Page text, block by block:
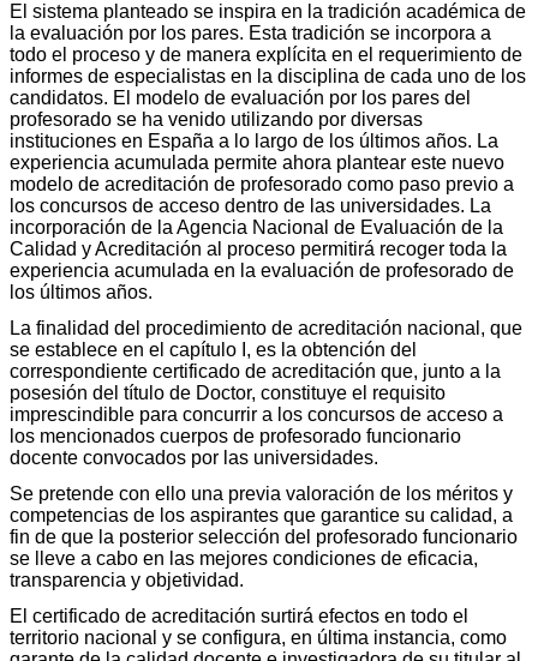
El sistema planteado se inspira en la tradición académica de
la evaluación por los pares. Esta tradición se incorpora a
todo el proceso y de manera explícita en el requerimiento de
informes de especialistas en la disciplina de cada uno de los
candidatos. El modelo de evaluación por los pares del
profesorado se ha venido utilizando por diversas
instituciones en España a lo largo de los últimos años. La
experiencia acumulada permite ahora plantear este nuevo
modelo de acreditación de profesorado como paso previo a
los concursos de acceso dentro de las universidades. La
incorporación de la Agencia Nacional de Evaluación de la
Calidad y Acreditación al proceso permitirá recoger toda la
experiencia acumulada en la evaluación de profesorado de
los últimos años.
La finalidad del procedimiento de acreditación nacional, que
se establece en el capítulo I, es la obtención del
correspondiente certificado de acreditación que, junto a la
posesión del título de Doctor, constituye el requisito
imprescindible para concurrir a los concursos de acceso a
los mencionados cuerpos de profesorado funcionario
docente convocados por las universidades.
Se pretende con ello una previa valoración de los méritos y
competencias de los aspirantes que garantice su calidad, a
fin de que la posterior selección del profesorado funcionario
se lleve a cabo en las mejores condiciones de eficacia,
transparencia y objetividad.
El certificado de acreditación surtirá efectos en todo el
territorio nacional y se configura, en última instancia, como